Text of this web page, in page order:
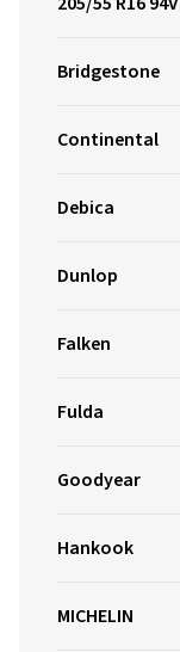
Bridgestone
Continental
Debica
Dunlop
Falken
Fulda
Goodyear
Hankook
MICHELIN